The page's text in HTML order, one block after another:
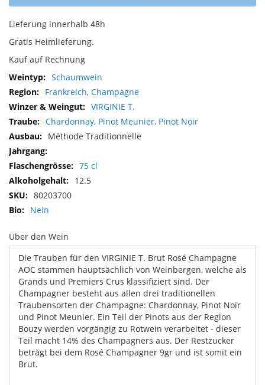
Lieferung innerhalb 48h
Gratis Heimlieferung.
Kauf auf Rechnung
Mehr
Informationen
Schaumwein
Frankreich, Champagne
VIRGINIE T.
Chardonnay, Pinot Meunier, Pinot Noir
Méthode Traditionnelle
75 cl
12.5
80203700
Nein
Über den Wein
Die Trauben für den VIRGINIE T. Brut Rosé Champagne
AOC stammen hauptsächlich von Weinbergen, welche als
Grands und Premiers Crus klassifiziert sind. Der
Champagner besteht aus allen drei traditionellen
Traubensorten der Champagne: Chardonnay, Pinot Noir
und Pinot Meunier. Ein Teil der Pinots aus der Region
Bouzy werden vorgängig zu Rotwein verarbeitet - dieser
Teil macht 14% des Champagners aus. Der Restzucker
beträgt bei dem Rosé Champagner 9gr und ist somit ein
Brut.